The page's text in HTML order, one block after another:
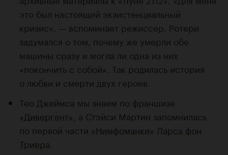
это был настоящий экзистенциальный
кризис», — вспоминает режиссер. Ротери
задумался о том, почему же умерли обе
машины сразу и могла ли одна из них
«покончить с собой». Так родилась история
о любви и смерти двух героев.
Тео Джеймса мы знаем по франшизе
«Дивергент» , а Стэйси Мартин запомнилась
по первой части «Нимфоманки» Ларса фон
Триера